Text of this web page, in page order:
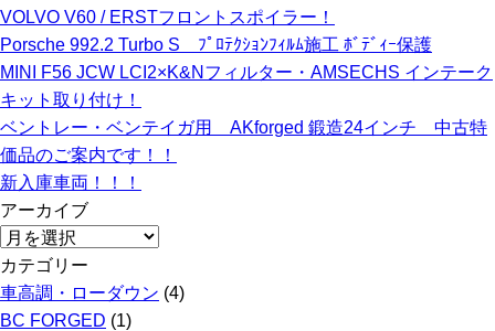
VOLVO V60 / ERSTフロントスポイラー！
Porsche 992.2 Turbo S ﾌﾟﾛﾃｸｼｮﾝﾌｨﾙﾑ施工 ﾎﾞﾃﾞｨｰ保護
MINI F56 JCW LCI2×K&Nフィルター・AMSECHS インテーク
キット取り付け！
ベントレー・ベンテイガ用 AKforged 鍛造24インチ 中古特
価品のご案内です！！
新入庫車両！！！
アーカイブ
ア
ー
カ
イ
カテゴリー
車高調・ローダウン (4)
BC FORGED (1)